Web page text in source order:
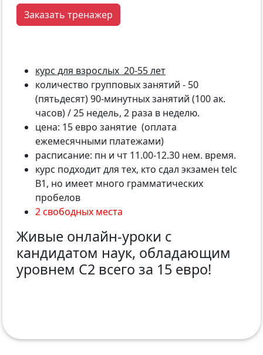
Заказать тренажер
курс для взрослых 20-55 лет
количество групповых занятий - 50
(пятьдесят) 90-минутных занятий (100 ак.
часов) / 25 недель, 2 раза в неделю.
цена: 15 евро занятие (оплата
ежемесячными платежами)
расписание: пн и чт 11.00-12.30 нем. время.
курс подходит для тех, кто сдал экзамен telc
B1, но имеет много грамматических
пробелов
2 свободных места
Живые онлайн-уроки с
кандидатом наук, обладающим
уровнем С2 всего за 15 евро!